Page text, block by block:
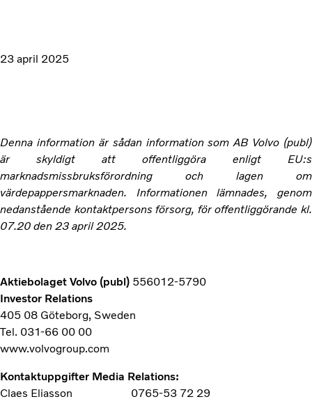
23 april 2025
Denna information är sådan information som AB Volvo (publ)
är skyldigt att offentliggöra enligt EU:s
marknadsmissbruksförordning och lagen om
värdepappersmarknaden. Informationen lämnades, genom
nedanstående kontaktpersons försorg, för offentliggörande kl.
07.20 den 23 april 2025.
Aktiebolaget Volvo (publ) 556012-5790
Investor Relations
405 08 Göteborg, Sweden
Tel. 031-66 00 00
www.volvogroup.com
Kontaktuppgifter Media Relations:
Claes Eliasson 0765-53 72 29